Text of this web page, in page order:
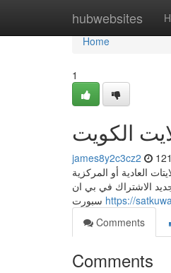
hubwebsites
Home
Home
1
الكويت
james8y2c3cz2
العادية أو المركزية
الاشتراك في بي ان
https://
Comments
Comments